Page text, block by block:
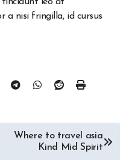
a nisi fringilla, id cursus
Where to travel asia
Kind Mid Spirit